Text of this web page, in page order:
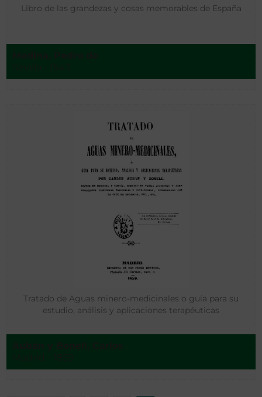
Libro de las grandezas y cosas memorables de España
Tratado de Aguas minero-medicinales o guía para su
estudio, análisis y aplicaciones terapéuticas